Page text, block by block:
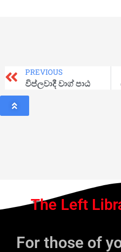
PREVIOUS
විප්ලවාදී වාග් පාඨ
The Left
For those of